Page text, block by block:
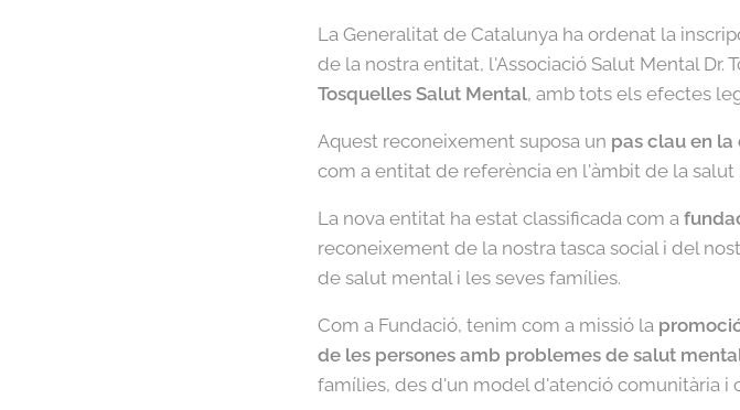
La Generalitat de Catalunya ha ordenat la
de la nostra entitat, l'Associació Salut Mental Dr.
Tosquelles Salut Mental, amb tots els efectes
Aquest reconeixement suposa un pas clau en
com a entitat de referència en l'àmbit de la
La nova entitat ha estat classificada com a
reconeixement de la nostra tasca social i del
de salut mental i les seves famílies.
Com a Fundació, tenim com a missió la
de les persones amb problemes de salut
famílies, des d'un model d'atenció comunitària i